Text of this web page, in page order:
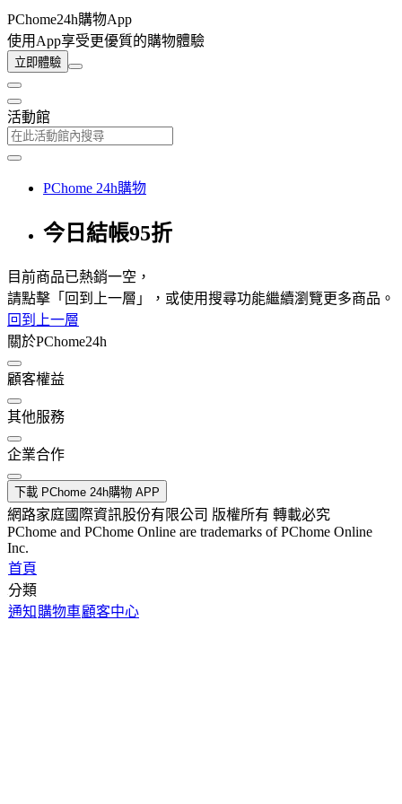
PChome24h購物App
使用App享受更優質的購物體驗
立即體驗
活動館
PChome 24h購物
今日結帳95折
目前商品已熱銷一空，
請點擊「回到上一層」，或使用搜尋功能繼續瀏覽更多商品。
回到上一層
關於PChome24h
顧客權益
其他服務
企業合作
下載 PChome 24h購物 APP
網路家庭國際資訊股份有限公司 版權所有 轉載必究
PChome and PChome Online are trademarks of PChome Online
Inc.
首頁
分類
通知 購物車顧客中心